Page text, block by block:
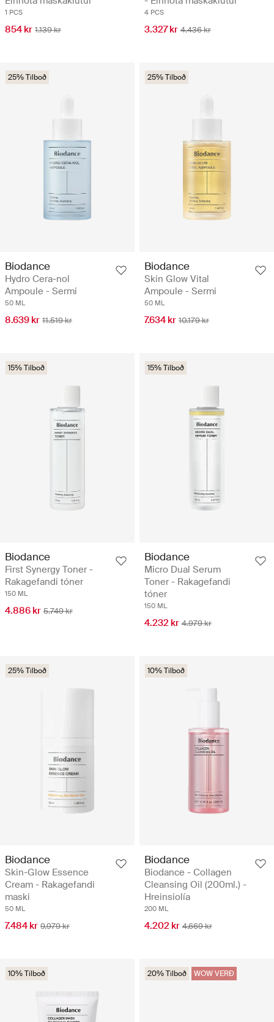
1 PCS
854 kr 1.139 kr
4 PCS
3.327 kr 4.436 kr
25% Tilboð
Biodance
Hydro Cera-nol
Ampoule - Sermi
50 ML
8.639 kr 11.519 kr
25% Tilboð
Biodance
Skin Glow Vital
Ampoule - Sermi
50 ML
7.634 kr 10.179 kr
15% Tilboð
Biodance
First Synergy Toner -
Rakagefandi tóner
150 ML
4.886 kr 5.749 kr
15% Tilboð
Biodance
Micro Dual Serum
Toner - Rakagefandi
tóner
150 ML
4.232 kr 4.979 kr
25% Tilboð
Biodance
Skin-Glow Essence
Cream - Rakagefandi
maski
50 ML
7.484 kr 9.979 kr
10% Tilboð
Biodance
Biodance - Collagen
Cleansing Oil (200ml.) -
Hreinsiolía
200 ML
4.202 kr 4.669 kr
10% Tilboð 20% Tilboð WOW VERÐ